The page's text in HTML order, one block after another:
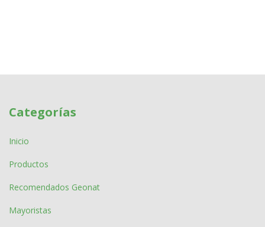
Categorías
Inicio
Productos
Recomendados Geonat
Mayoristas